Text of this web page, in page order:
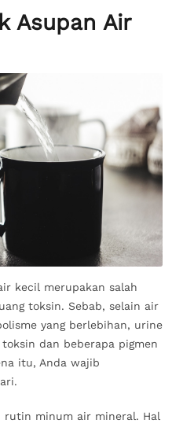
Asupan Air
kecil merupakan salah
toksin. Sebab, selain air
yang berlebihan, urine
dan beberapa pigmen
itu, Anda wajib
rutin minum air mineral. Hal